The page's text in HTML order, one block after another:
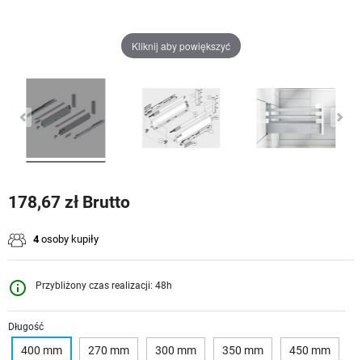
Kliknij aby powiększyć
178,67 zł Brutto
4osoby kupiły
info_outline Przybliżony czas realizacji: 48h
Długość
400 mm 270 mm 300 mm 350 mm 450 mm